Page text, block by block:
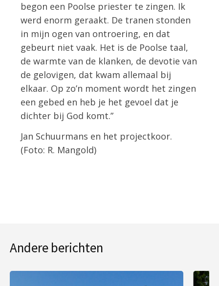
begon een Poolse priester te zingen. Ik
werd enorm geraakt. De tranen stonden
in mijn ogen van ontroering, en dat
gebeurt niet vaak. Het is de Poolse taal,
de warmte van de klanken, de devotie van
de gelovigen, dat kwam allemaal bij
elkaar. Op zo’n moment wordt het zingen
een gebed en heb je het gevoel dat je
dichter bij God komt.”
Jan Schuurmans en het projectkoor.
(Foto: R. Mangold)
Andere berichten